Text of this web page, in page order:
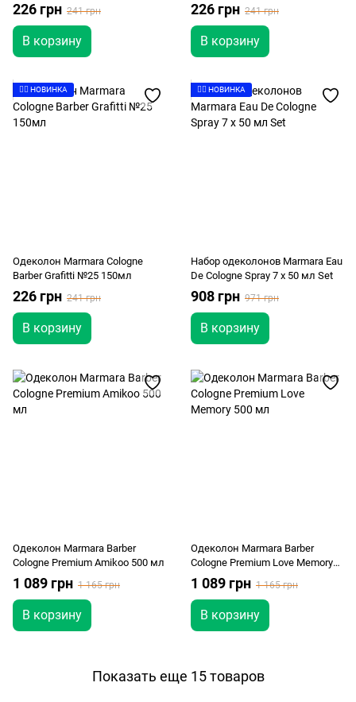
226 грн 241 грн
В корзину
226 грн 241 грн
В корзину
👉🏻 НОВИНКА
Одеколон Marmara Cologne
Barber Grafitti №25 150мл
226 грн 241 грн
В корзину
👉🏻 НОВИНКА
Набор одеколонов Marmara Eau
De Cologne Spray 7 x 50 мл Set
908 грн 971 грн
В корзину
Одеколон Marmara Barber
Cologne Premium Аmіkоо 500 мл
1 089 грн 1 165 грн
В корзину
Одеколон Marmara Barber
Cologne Premium Love Memory
500 мл
1 089 грн 1 165 грн
В корзину
Показать еще 15 товаров